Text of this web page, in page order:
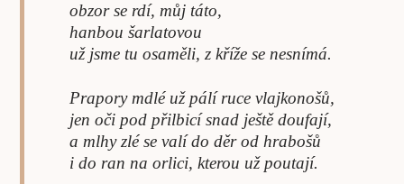
obzor se rdí, můj táto,
hanbou šarlatovou
už jsme tu osaměli, z kříže se nesnímá.
Prapory mdlé už pálí ruce vlajkonošů,
jen oči pod přilbicí snad ještě doufají,
a mlhy zlé se valí do děr od hrabošů
i do ran na orlici, kterou už poutají.